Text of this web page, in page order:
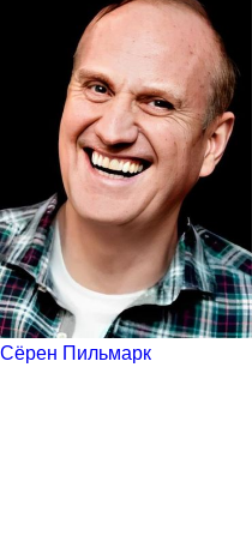
Сёрен Пильмарк